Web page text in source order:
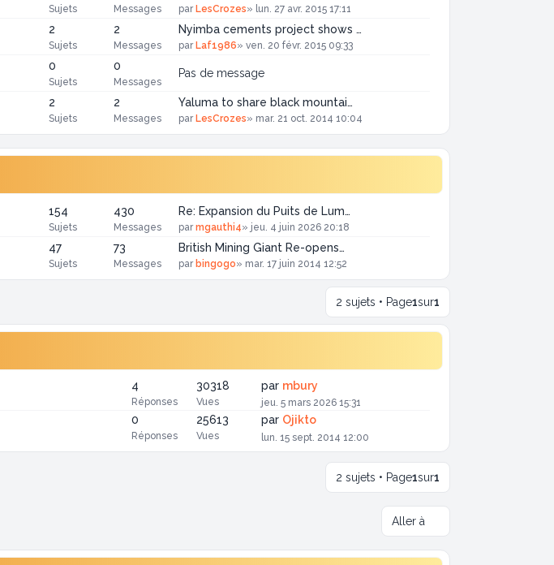
Sujets Messages par LesCrozes» lun. 27 avr. 2015 17:11
2
Sujets
2
Messages
Nyimba cements project shows …
par Laf1986» ven. 20 févr. 2015 09:33
0
Sujets
0
Messages
Pas de message
2
Sujets
2
Messages
Yaluma to share black mountai…
par LesCrozes» mar. 21 oct. 2014 10:04
154
Sujets
430
Messages
Re: Expansion du Puits de Lum…
parmgauthi4» jeu. 4 juin 2026 20:18
47
Sujets
73
Messages
British Mining Giant Re-opens…
par bingogo» mar. 17 juin 2014 12:52
2 sujets • Page1sur1
4
Réponses
30318
Vues
par mbury
jeu. 5 mars 2026 15:31
0
Réponses
25613
Vues
par Ojikto
lun. 15 sept. 2014 12:00
2 sujets • Page1sur1
Aller à